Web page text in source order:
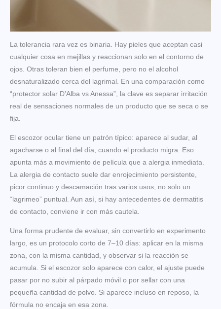
La tolerancia rara vez es binaria. Hay pieles que aceptan casi
cualquier cosa en mejillas y reaccionan solo en el contorno de
ojos. Otras toleran bien el perfume, pero no el alcohol
desnaturalizado cerca del lagrimal. En una comparación como
“protector solar D’Alba vs Anessa”, la clave es separar irritación
real de sensaciones normales de un producto que se seca o se
fija.
El escozor ocular tiene un patrón típico: aparece al sudar, al
agacharse o al final del día, cuando el producto migra. Eso
apunta más a movimiento de película que a alergia inmediata.
La alergia de contacto suele dar enrojecimiento persistente,
picor continuo y descamación tras varios usos, no solo un
“lagrimeo” puntual. Aun así, si hay antecedentes de dermatitis
de contacto, conviene ir con más cautela.
Una forma prudente de evaluar, sin convertirlo en experimento
largo, es un protocolo corto de 7–10 días: aplicar en la misma
zona, con la misma cantidad, y observar si la reacción se
acumula. Si el escozor solo aparece con calor, el ajuste puede
pasar por no subir al párpado móvil o por sellar con una
pequeña cantidad de polvo. Si aparece incluso en reposo, la
fórmula no encaja en esa zona.